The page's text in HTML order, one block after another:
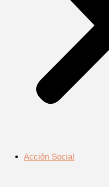
Acción Social